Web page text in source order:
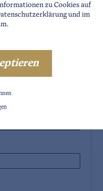
zu Cookies auf
und im
.